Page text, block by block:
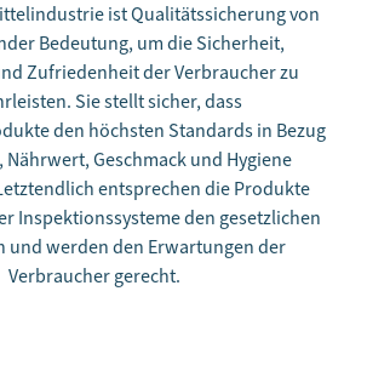
ist Qualitätssicherung von
Bedeutung, um die Sicherheit,
Zufriedenheit der Verbraucher zu
Sie stellt sicher, dass
den höchsten Standards in Bezug
Nährwert, Geschmack und Hygiene
entsprechen die Produkte
Inspektionssysteme den gesetzlichen
und werden den Erwartungen der
Verbraucher gerecht.